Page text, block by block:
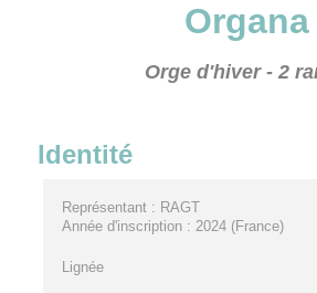
Organa
Orge d'hiver- 2
Identité
Représentant : RAGT
Année d'inscription : 2024 (France)
Lignée